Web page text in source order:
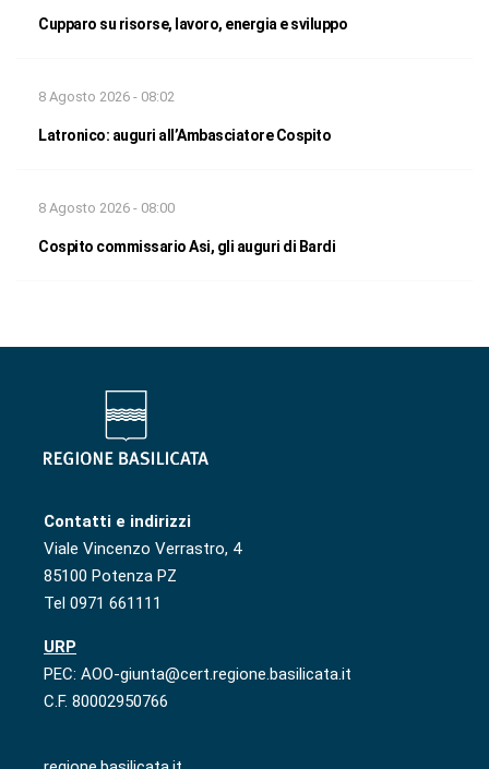
Cupparo su risorse, lavoro, energia e sviluppo
8 Agosto 2026 - 08:02
Latronico: auguri all’Ambasciatore Cospito
8 Agosto 2026 - 08:00
Cospito commissario Asi, gli auguri di Bardi
Contatti e indirizzi
Viale Vincenzo Verrastro, 4
85100 Potenza PZ
Tel 0971 661111
URP
PEC: AOO-giunta@cert.regione.basilicata.it
C.F. 80002950766